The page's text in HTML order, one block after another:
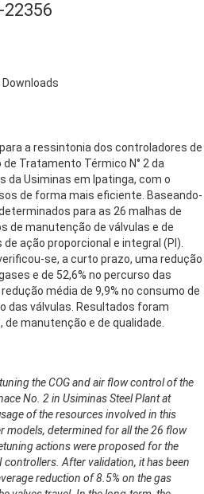
Downloads
a ressintonia dos controladores de
de Tratamento Térmico N° 2 da
da Usiminas em Ipatinga, com o
de forma mais eficiente. Baseando-
para as 26 malhas de
de manutenção de válvulas e de
ação proporcional e integral (PI).
se, a curto prazo, uma redução
e de 52,6% no percurso das
média de 9,9% no consumo de
das válvulas. Resultados foram
manutenção e de qualidade.
the COG and air flow control of the
No. 2 in Usiminas Steel Plant at
of the resources involved in this
models, determined for all the 26 flow
actions were proposed for the
After validation, it has been
reduction of 8.5% on the gas